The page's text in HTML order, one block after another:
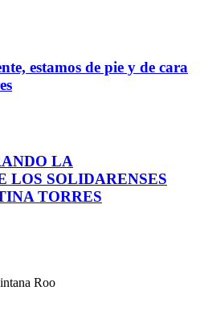
estamos de pie y de cara
LA
LOS SOLIDARENSES
TORRES
Roo